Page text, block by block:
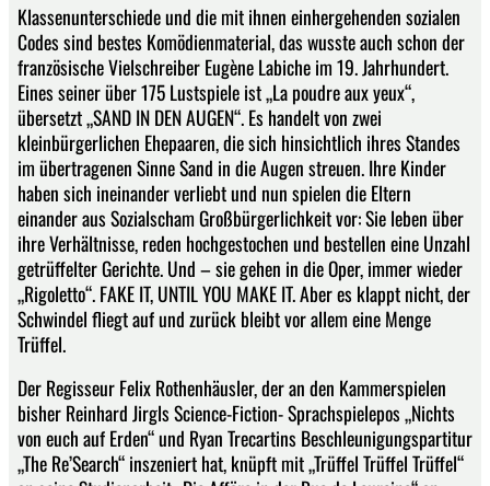
Klassenunterschiede und die mit ihnen einhergehenden sozialen
Codes sind bestes Komödienmaterial, das wusste auch schon der
französische Vielschreiber Eugène Labiche im 19. Jahrhundert.
Eines seiner über 175 Lustspiele ist „La poudre aux yeux“,
übersetzt „SAND IN DEN AUGEN“. Es handelt von zwei
kleinbürgerlichen Ehepaaren, die sich hinsichtlich ihres Standes
im übertragenen Sinne Sand in die Augen streuen. Ihre Kinder
haben sich ineinander verliebt und nun spielen die Eltern
einander aus Sozialscham Großbürgerlichkeit vor: Sie leben über
ihre Verhältnisse, reden hochgestochen und bestellen eine Unzahl
getrüffelter Gerichte. Und – sie gehen in die Oper, immer wieder
„Rigoletto“. FAKE IT, UNTIL YOU MAKE IT. Aber es klappt nicht, der
Schwindel fliegt auf und zurück bleibt vor allem eine Menge
Trüffel.
Der Regisseur Felix Rothenhäusler, der an den Kammerspielen
bisher Reinhard Jirgls Science-Fiction- Sprachspielepos „Nichts
von euch auf Erden“ und Ryan Trecartins Beschleunigungspartitur
„The Re’Search“ inszeniert hat, knüpft mit „Trüffel Trüffel Trüffel“